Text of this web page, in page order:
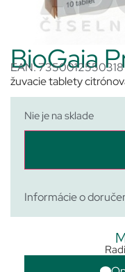
BioGaia
EAN: 7350012550318
žuvacie tablety
Nie je na sklade
Informácie o